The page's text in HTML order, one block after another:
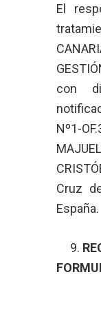
El
con
Nº1-
Cruz
España.
9.